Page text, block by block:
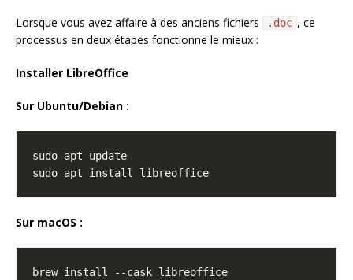
Lorsque vous avez affaire à des anciens fichiers .doc , ce
processus en deux étapes fonctionne le mieux :
Installer LibreOffice
Sur Ubuntu/Debian :
Sur macOS :